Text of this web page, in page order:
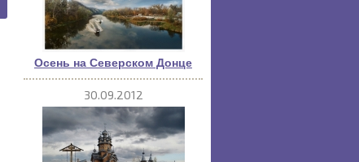
Осень на Северском Донце
30.09.2012